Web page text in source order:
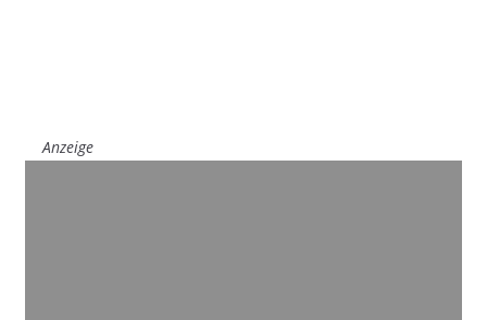
Anzeige